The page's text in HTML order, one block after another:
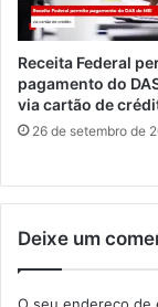
Receita Federal
pagamento do
via cartão de
26 de setembro de
Deixe um
O seu endereço de